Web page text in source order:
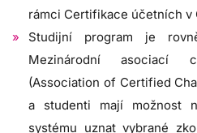
rámci Certifikace účetních v
Studijní program je
Mezinárodní asociací
(Association of Certified
a studenti mají možnost
systému uznat vybrané